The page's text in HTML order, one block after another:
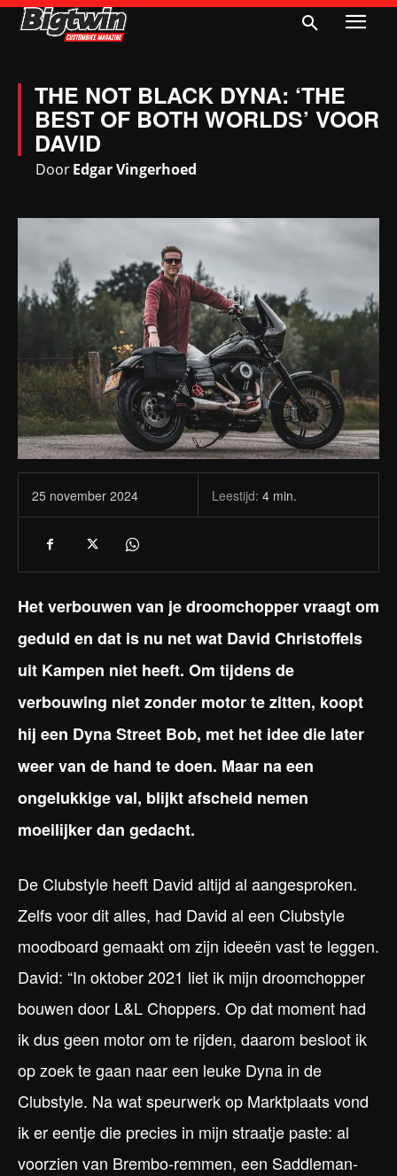
THE NOT BLACK DYNA: ‘THE
BEST OF BOTH WORLDS’ VOOR
DAVID
DoorEdgar Vingerhoed
25 november 2024 Leestijd: 4 min.
Het verbouwen van je droomchopper vraagt om
geduld en dat is nu net wat David Christoffels
uit Kampen niet heeft. Om tijdens de
verbouwing niet zonder motor te zitten, koopt
hij een Dyna Street Bob, met het idee die later
weer van de hand te doen. Maar na een
ongelukkige val, blijkt afscheid nemen
moeilijker dan gedacht.
De Clubstyle heeft David altijd al aangesproken.
Zelfs voor dit alles, had David al een Clubstyle
moodboard gemaakt om zijn ideeën vast te leggen.
David: “In oktober 2021 liet ik mijn droomchopper
bouwen door L&L Choppers. Op dat moment had
ik dus geen motor om te rijden, daarom besloot ik
op zoek te gaan naar een leuke Dyna in de
Clubstyle. Na wat speurwerk op Marktplaats vond
ik er eentje die precies in mijn straatje paste: al
voorzien van Brembo-remmen, een Saddleman-